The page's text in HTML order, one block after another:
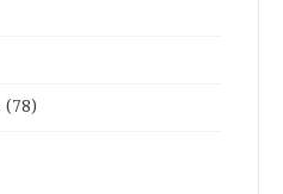
(78)